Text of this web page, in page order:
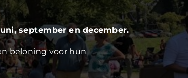
september en december.
beloning voor hun